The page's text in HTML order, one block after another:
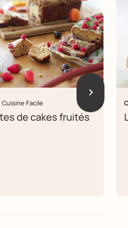
Cuisine Facile
de cakes fruités